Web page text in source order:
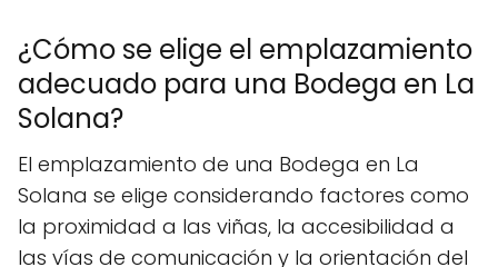
¿Cómo se elige el emplazamiento
adecuado para una Bodega en La
Solana?
El emplazamiento de una Bodega en La
Solana se elige considerando factores como
la proximidad a las viñas, la accesibilidad a
las vías de comunicación y la orientación del